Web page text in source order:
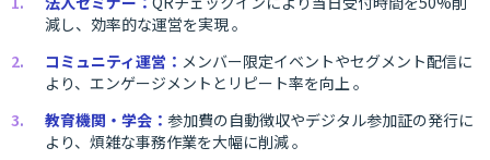
減し、効率的な運営を実現 。
コミュニティ運営： メンバー限定イベントやセグメント配信に
より、エンゲージメントとリピート率を向上 。
教育機関・学会： 参加費の自動徴収やデジタル参加証の発行に
より、煩雑な事務作業を大幅に削減 。